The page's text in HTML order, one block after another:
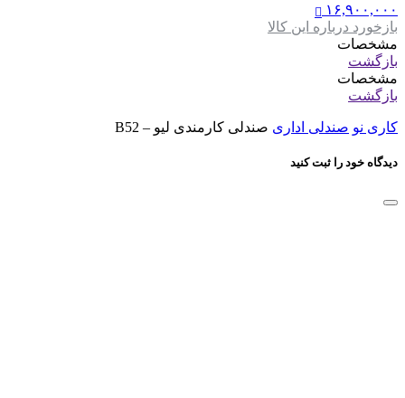
۱۶,۹۰۰,۰۰۰
بازخورد درباره این کالا
مشخصات
بازگشت
مشخصات
بازگشت
کاری نو صندلی اداری صندلی کارمندی لیو – B52
دیدگاه خود را ثبت کنید